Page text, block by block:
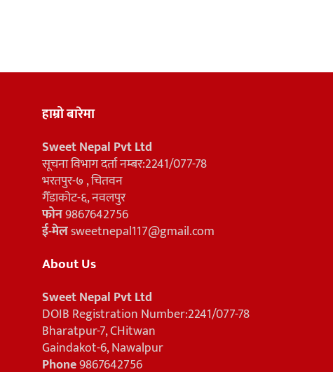
हाम्रो बारेमा
Sweet Nepal Pvt Ltd
सूचना विभाग दर्ता नम्बर:2241/077-78
भरतपुर-७ , चितवन
गैँडाकोट-६, नवलपुर
फोन9867642756
ई-मेलsweetnepal117@gmail.com
About Us
Sweet Nepal Pvt Ltd
DOIB Registration Number:2241/077-78
Bharatpur-7, CHitwan
Gaindakot-6, Nawalpur
Phone9867642756